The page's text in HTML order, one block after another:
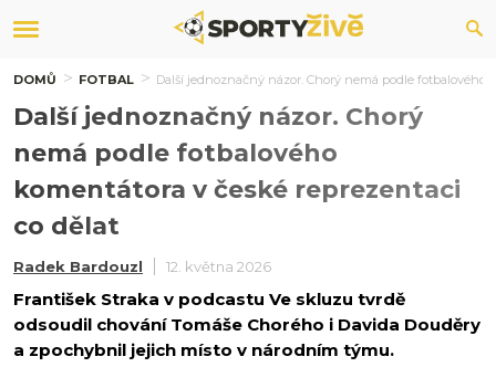
DOMŮ FOTBAL Další jednoznačný názor. Chorý nemá podle fotbalového
Další jednoznačný názor. Chorý
nemá podle fotbalového
komentátora v české reprezentaci
co dělat
Radek Bardouzl 12. května 2026
František Straka v podcastu Ve skluzu tvrdě
odsoudil chování Tomáše Chorého i Davida Douděry
a zpochybnil jejich místo v národním týmu.